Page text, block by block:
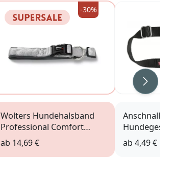
-30%
Wolters Hundehalsband
Professional Comfort
silber
ab 14,69 €
ab 4,49 €
Weiter